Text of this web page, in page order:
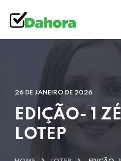
26 DE JANEIRO DE 2026
EDIÇÃO- 1
LOTEP